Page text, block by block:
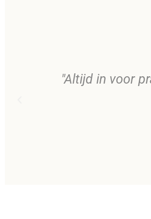
"Altijd in voor